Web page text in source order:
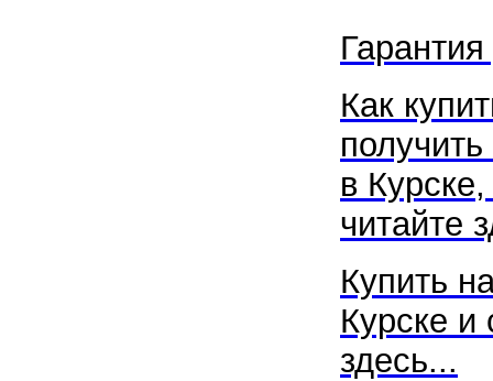
Как
в Курске
читайте
Купить
Курске и
здесь...